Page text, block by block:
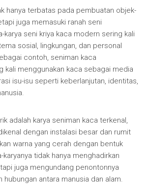
hanya terbatas pada pembuatan objek-
juga memasuki ranah seni
karya seni kriya kaca modern sering kali
sosial, lingkungan, dan personal
contoh, seniman kaca
kali menggunakan kaca sebagai media
isu-isu seperti keberlanjutan, identitas,
adalah karya seniman kaca terkenal,
dengan instalasi besar dan rumit
warna yang cerah dengan bentuk
karyanya tidak hanya menghadirkan
juga mengundang penontonnya
hubungan antara manusia dan alam.